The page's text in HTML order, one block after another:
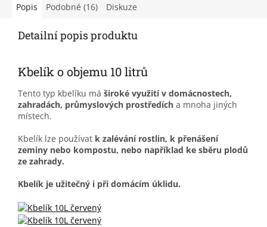
Popis Podobné (16) Diskuze
Detailní popis produktu
Kbelík o objemu 10 litrů
Tento typ kbelíku má široké využití v domácnostech,
zahradách, průmyslových prostředích a mnoha jiných
místech.
Kbelík lze používat k zalévání rostlin, k přenášení
zeminy nebo kompostu, nebo například ke sběru plodů
ze zahrady.
Kbelík je užitečný i při domácím úklidu.